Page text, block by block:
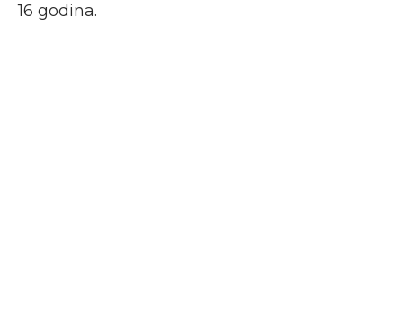
16 godina.